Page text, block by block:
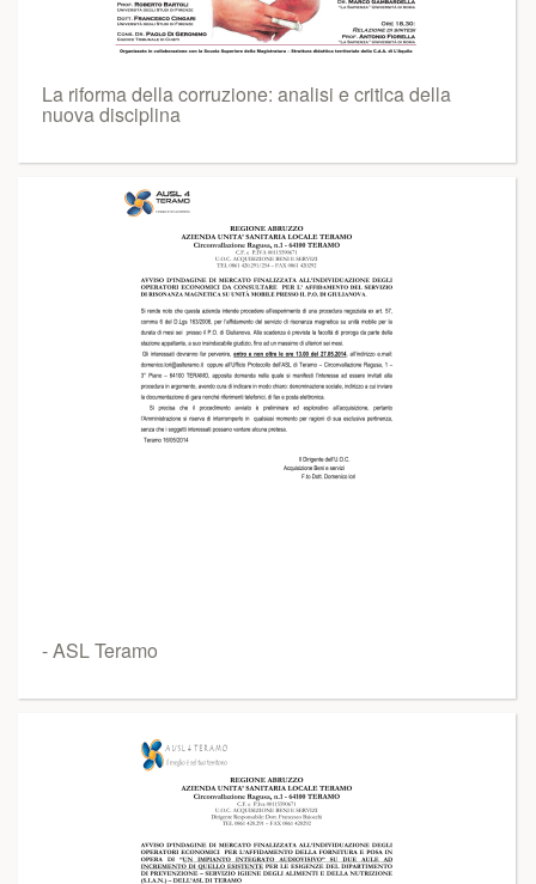
La riforma della corruzione: analisi e critica della
nuova disciplina
- ASL Teramo